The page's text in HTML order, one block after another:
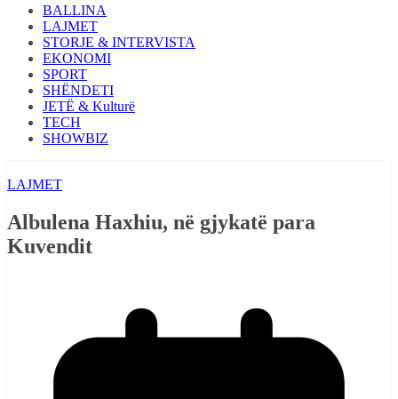
BALLINA
LAJMET
STORJE & INTERVISTA
EKONOMI
SPORT
SHËNDETI
JETË & Kulturë
TECH
SHOWBIZ
LAJMET
Albulena Haxhiu, në gjykatë para
Kuvendit